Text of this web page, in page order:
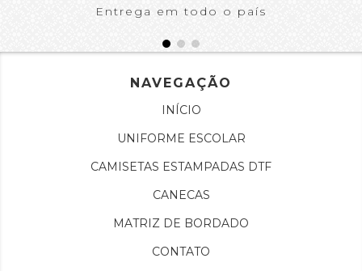
Entrega em todo o país
NAVEGAÇÃO
INÍCIO
UNIFORME ESCOLAR
CAMISETAS ESTAMPADAS DTF
CANECAS
MATRIZ DE BORDADO
CONTATO